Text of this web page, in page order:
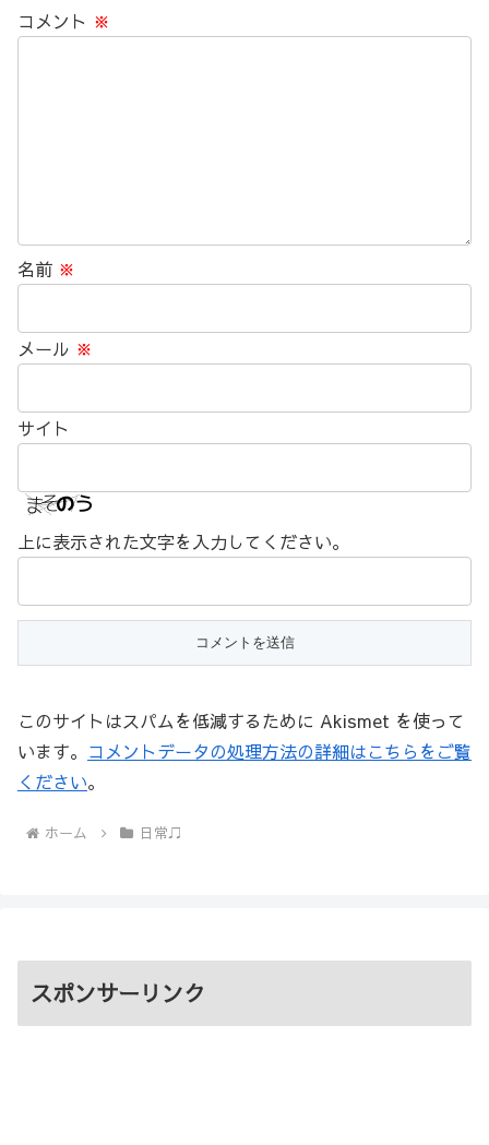
コメント ※
名前 ※
メール ※
サイト
上に表示された文字を入力してください。
このサイトはスパムを低減するために Akismet を使って
います。 コメントデータの処理方法の詳細はこちらをご覧
ください。
ホーム 日常♫
スポンサーリンク